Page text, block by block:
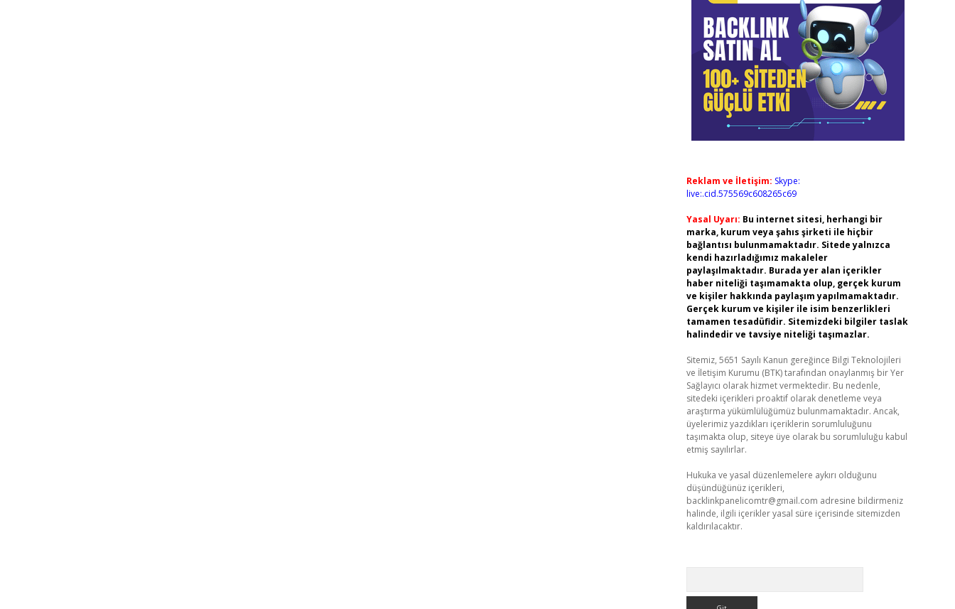
Reklam ve İletişim: Skype:
live:.cid.575569c608265c69
Yasal Uyarı: Bu internet sitesi, herhangi bir
marka, kurum veya şahıs şirketi ile hiçbir
bağlantısı bulunmamaktadır. Sitede yalnızca
kendi hazırladığımız makaleler
paylaşılmaktadır. Burada yer alan içerikler
haber niteliği taşımamakta olup, gerçek kurum
ve kişiler hakkında paylaşım yapılmamaktadır.
Gerçek kurum ve kişiler ile isim benzerlikleri
tamamen tesadüfidir. Sitemizdeki bilgiler taslak
halindedir ve tavsiye niteliği taşımazlar.
Sitemiz, 5651 Sayılı Kanun gereğince Bilgi Teknolojileri
ve İletişim Kurumu (BTK) tarafından onaylanmış bir Yer
Sağlayıcı olarak hizmet vermektedir. Bu nedenle,
sitedeki içerikleri proaktif olarak denetleme veya
araştırma yükümlülüğümüz bulunmamaktadır. Ancak,
üyelerimiz yazdıkları içeriklerin sorumluluğunu
taşımakta olup, siteye üye olarak bu sorumluluğu kabul
etmiş sayılırlar.
Hukuka ve yasal düzenlemelere aykırı olduğunu
düşündüğünüz içerikleri,
backlinkpanelicomtr@gmail.com adresine bildirmeniz
halinde, ilgili içerikler yasal süre içerisinde sitemizden
kaldırılacaktır.